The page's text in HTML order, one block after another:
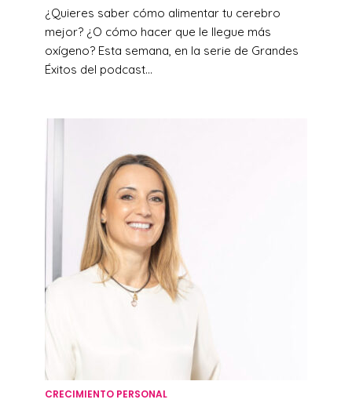
¿Quieres saber cómo alimentar tu cerebro
mejor? ¿O cómo hacer que le llegue más
oxígeno? Esta semana, en la serie de Grandes
Éxitos del podcast...
CRECIMIENTO PERSONAL